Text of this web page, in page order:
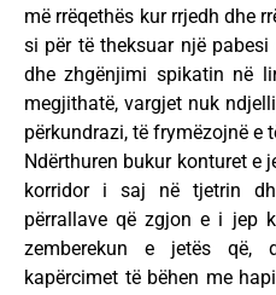
më rrëqethës kur rrjedh dhe
si për të theksuar një
dhe zhgënjimi spikatin në
megjithatë, vargjet nuk
përkundrazi, të frymëzojnë e
Ndërthuren bukur konturet e
korridor i saj në tjetrin
përrallave që zgjon e i jep
zemberekun e jetës që,
kapërcimet të bëhen me